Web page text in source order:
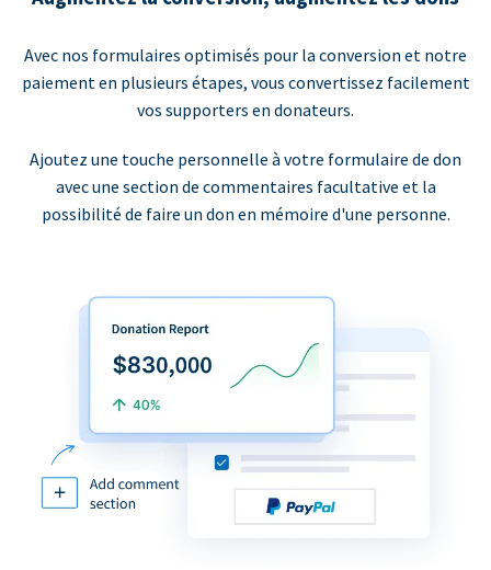
Avec nos formulaires optimisés pour la conversion et notre
paiement en plusieurs étapes, vous convertissez facilement
vos supporters en donateurs.
Ajoutez une touche personnelle à votre formulaire de don
avec une section de commentaires facultative et la
possibilité de faire un don en mémoire d'une personne.